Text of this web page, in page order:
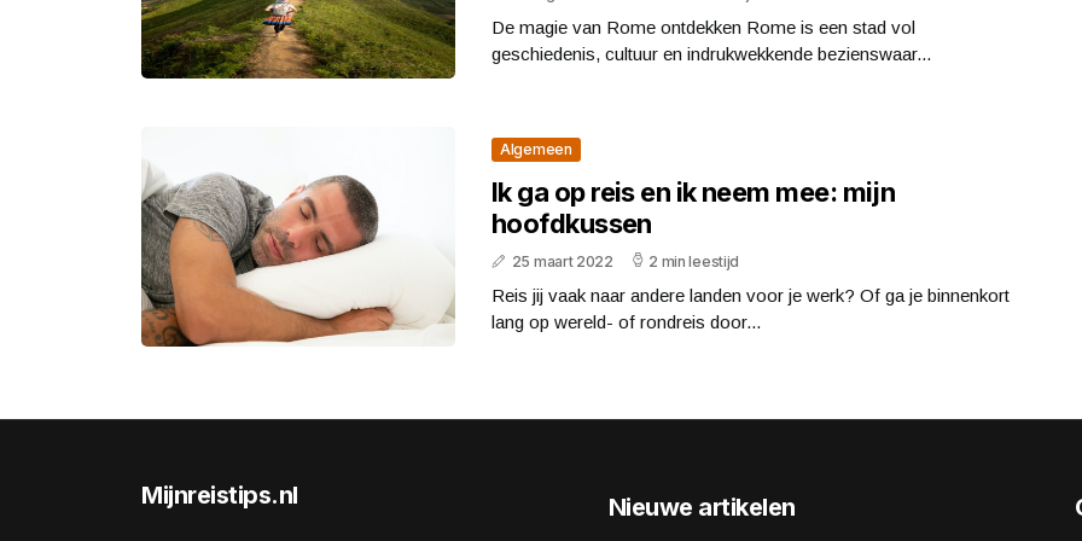
De magie van Rome ontdekken Rome is een stad vol
geschiedenis, cultuur en indrukwekkende bezienswaar...
Algemeen
Ik ga op reis en ik neem mee: mijn
hoofdkussen
25 maart 2022 2 min leestijd
Reis jij vaak naar andere landen voor je werk? Of ga je binnenkort
lang op wereld- of rondreis door...
Mijnreistips.nl Nieuwe artikelen